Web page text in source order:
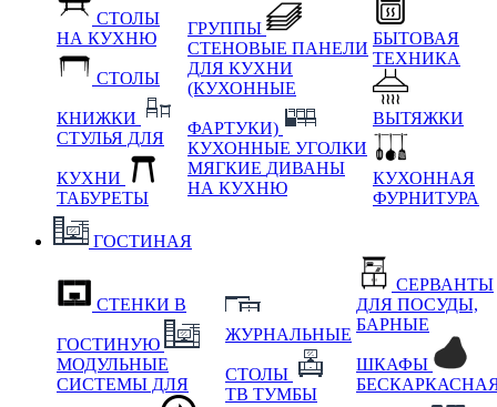
СТОЛЫ
НА КУХНЮ
СТОЛЫ
КНИЖКИ
СТУЛЬЯ ДЛЯ
КУХНИ
ТАБУРЕТЫ
ГРУППЫ
СТЕНОВЫЕ ПАНЕЛИ
ДЛЯ КУХНИ
(КУХОННЫЕ
ФАРТУКИ)
КУХОННЫЕ УГОЛКИ
МЯГКИЕ ДИВАНЫ
НА КУХНЮ
БЫТОВАЯ
ТЕХНИКА
ВЫТЯЖКИ
КУХОННАЯ
ФУРНИТУРА
ГОСТИНАЯ
СТЕНКИ В
ГОСТИНУЮ
МОДУЛЬНЫЕ
СИСТЕМЫ ДЛЯ
ЖУРНАЛЬНЫЕ
СТОЛЫ
ТВ ТУМБЫ
СЕРВАНТЫ
ДЛЯ ПОСУДЫ,
БАРНЫЕ
ШКАФЫ